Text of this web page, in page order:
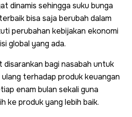
dinamis sehingga suku bunga
bisa saja berubah dalam
perubahan kebijakan ekonomi
global yang ada.
bagi nasabah untuk
terhadap produk keuangan
enam bulan sekali guna
ke produk yang lebih baik.